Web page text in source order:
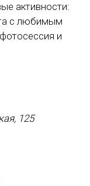
активности:
с любимым
и
125